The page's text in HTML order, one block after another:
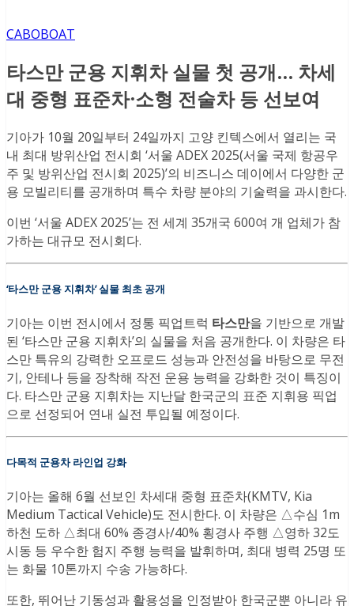
CABOBOAT
타스만 군용 지휘차 실물 첫 공개... 차세
대 중형 표준차·소형 전술차 등 선보여
기아가 10월 20일부터 24일까지 고양 킨텍스에서 열리는 국
내 최대 방위산업 전시회 ‘서울 ADEX 2025(서울 국제 항공우
주 및 방위산업 전시회 2025)’의 비즈니스 데이에서 다양한 군
용 모빌리티를 공개하며 특수 차량 분야의 기술력을 과시한다.
이번 ‘서울 ADEX 2025’는 전 세계 35개국 600여 개 업체가 참
가하는 대규모 전시회다.
‘타스만 군용 지휘차’ 실물 최초 공개
기아는 이번 전시에서 정통 픽업트럭 타스만을 기반으로 개발
된 ‘타스만 군용 지휘차’의 실물을 처음 공개한다. 이 차량은 타
스만 특유의 강력한 오프로드 성능과 안전성을 바탕으로 무전
기, 안테나 등을 장착해 작전 운용 능력을 강화한 것이 특징이
다. 타스만 군용 지휘차는 지난달 한국군의 표준 지휘용 픽업
으로 선정되어 연내 실전 투입될 예정이다.
다목적 군용차 라인업 강화
기아는 올해 6월 선보인 차세대 중형 표준차(KMTV, Kia
Medium Tactical Vehicle)도 전시한다. 이 차량은 △수심 1m
하천 도하 △최대 60% 종경사/40% 횡경사 주행 △영하 32도
시동 등 우수한 험지 주행 능력을 발휘하며, 최대 병력 25명 또
는 화물 10톤까지 수송 가능하다.
또한, 뛰어난 기동성과 활용성을 인정받아 한국군뿐 아니라 유